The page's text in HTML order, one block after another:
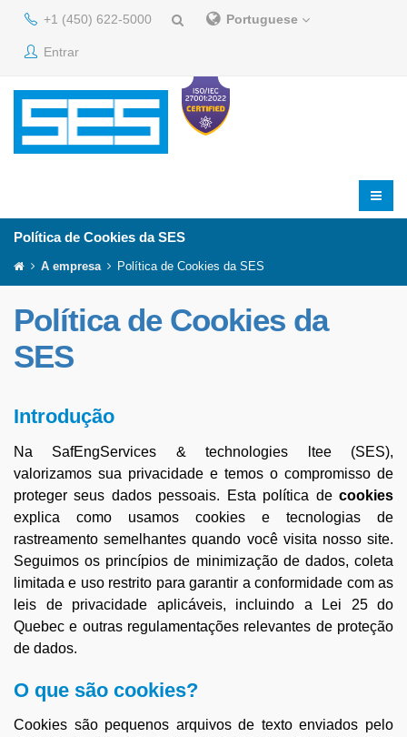
+1 (450) 622-5000 Portuguese
Entrar
Política de Cookies da SES
A empresa Política de Cookies da SES
Política de Cookies da
SES
Introdução
Na SafEngServices & technologies ltee (SES),
valorizamos sua privacidade e temos o compromisso de
proteger seus dados pessoais. Esta política de cookies
explica como usamos cookies e tecnologias de
rastreamento semelhantes quando você visita nosso site.
Seguimos os princípios de minimização de dados, coleta
limitada e uso restrito para garantir a conformidade com as
leis de privacidade aplicáveis, incluindo a Lei 25 do
Quebec e outras regulamentações relevantes de proteção
de dados.
O que são cookies?
Cookies são pequenos arquivos de texto enviados pelo